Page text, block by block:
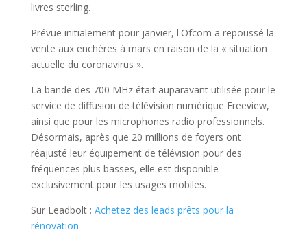
livres sterling.
Prévue initialement pour janvier, l'Ofcom a repoussé la
vente aux enchères à mars en raison de la « situation
actuelle du coronavirus ».
La bande des 700 MHz était auparavant utilisée pour le
service de diffusion de télévision numérique Freeview,
ainsi que pour les microphones radio professionnels.
Désormais, après que 20 millions de foyers ont
réajusté leur équipement de télévision pour des
fréquences plus basses, elle est disponible
exclusivement pour les usages mobiles.
Sur Leadbolt : Achetez des leads prêts pour la
rénovation